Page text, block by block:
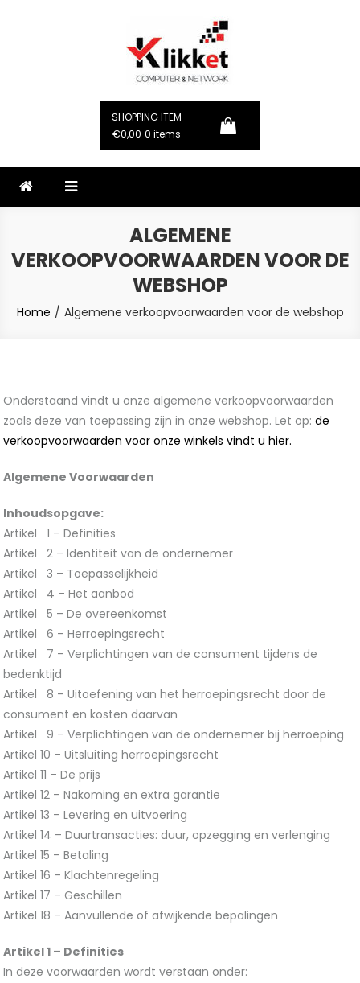
Klikket SHOPPING ITEM
€0,00 0 items
ALGEMENE
VERKOOPVOORWAARDEN VOOR DE
WEBSHOP
Home Algemene verkoopvoorwaarden voor de webshop
Onderstaand vindt u onze algemene verkoopvoorwaarden
zoals deze van toepassing zijn in onze webshop. Let op:de
verkoopvoorwaarden voor onze winkels vindt u hier.
Algemene Voorwaarden
Inhoudsopgave:
Artikel 1 – Definities
Artikel 2 – Identiteit van de ondernemer
Artikel 3 – Toepasselijkheid
Artikel 4 – Het aanbod
Artikel 5 – De overeenkomst
Artikel 6 – Herroepingsrecht
Artikel 7 – Verplichtingen van de consument tijdens de
bedenktijd
Artikel 8 – Uitoefening van het herroepingsrecht door de
consument en kosten daarvan
Artikel 9 – Verplichtingen van de ondernemer bij herroeping
Artikel 10 – Uitsluiting herroepingsrecht
Artikel 11 – De prijs
Artikel 12 – Nakoming en extra garantie
Artikel 13 – Levering en uitvoering
Artikel 14 – Duurtransacties: duur, opzegging en verlenging
Artikel 15 – Betaling
Artikel 16 – Klachtenregeling
Artikel 17 – Geschillen
Artikel 18 – Aanvullende of afwijkende bepalingen
Artikel 1 – Definities
In deze voorwaarden wordt verstaan onder: